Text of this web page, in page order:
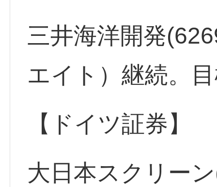
三井海洋開発
エイト）継続。
【ドイツ証券】
大日本スクリー